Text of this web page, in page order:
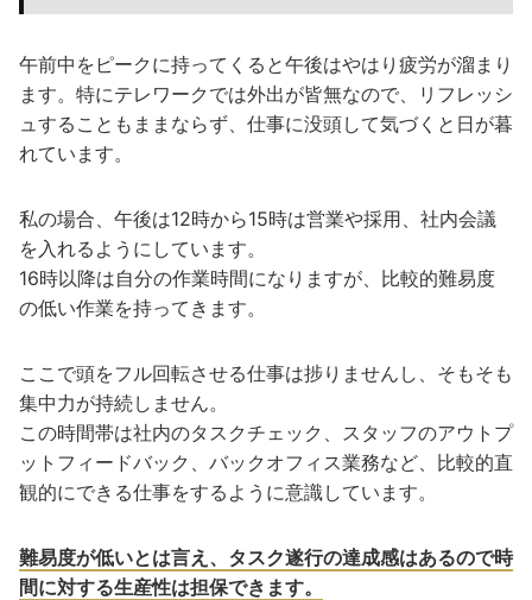
午前中をピークに持ってくると午後はやはり疲労が溜まり
ます。特にテレワークでは外出が皆無なので、リフレッシ
ュすることもままならず、仕事に没頭して気づくと日が暮
れています。
私の場合、午後は12時から15時は営業や採用、社内会議
を入れるようにしています。
16時以降は自分の作業時間になりますが、比較的難易度
の低い作業を持ってきます。
ここで頭をフル回転させる仕事は捗りませんし、そもそも
集中力が持続しません。
この時間帯は社内のタスクチェック、スタッフのアウトプ
ットフィードバック、バックオフィス業務など、比較的直
観的にできる仕事をするように意識しています。
難易度が低いとは言え、タスク遂行の達成感はあるので時
間に対する生産性は担保できます。